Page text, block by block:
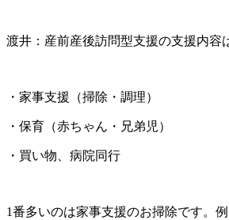
渡井：産前産後訪問型支援の支援内容
・家事支援（掃除・調理）
・保育（赤ちゃん・兄弟児）
・買い物、病院同行
1番多いのは家事支援のお掃除です。